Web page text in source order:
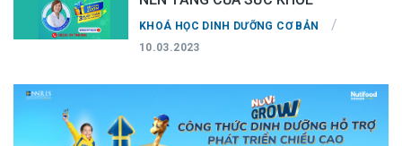
KHOÁ HỌC DINH DƯỠNG CƠ BẢN /
10.03.2023